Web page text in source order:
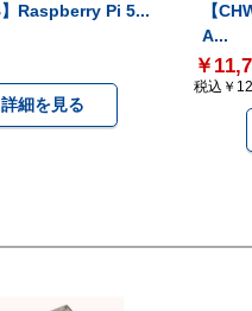
】Raspberry Pi 5...
詳細を見る
【
A...
￥
税込￥